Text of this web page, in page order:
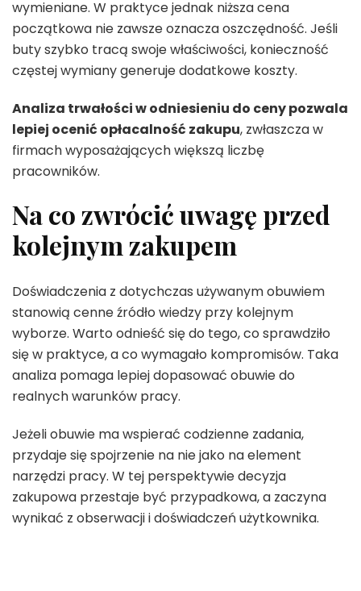
wymieniane. W praktyce jednak niższa cena
początkowa nie zawsze oznacza oszczędność. Jeśli
buty szybko tracą swoje właściwości, konieczność
częstej wymiany generuje dodatkowe koszty.
Analiza trwałości w odniesieniu do ceny pozwala
lepiej ocenić opłacalność zakupu, zwłaszcza w
firmach wyposażających większą liczbę
pracowników.
Na co zwrócić uwagę przed
kolejnym zakupem
Doświadczenia z dotychczas używanym obuwiem
stanowią cenne źródło wiedzy przy kolejnym
wyborze. Warto odnieść się do tego, co sprawdziło
się w praktyce, a co wymagało kompromisów. Taka
analiza pomaga lepiej dopasować obuwie do
realnych warunków pracy.
Jeżeli obuwie ma wspierać codzienne zadania,
przydaje się spojrzenie na nie jako na element
narzędzi pracy. W tej perspektywie decyzja
zakupowa przestaje być przypadkowa, a zaczyna
wynikać z obserwacji i doświadczeń użytkownika.